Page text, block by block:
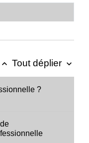
keyboard_arrow_up Tout déplier keyboard_arrow_down
?